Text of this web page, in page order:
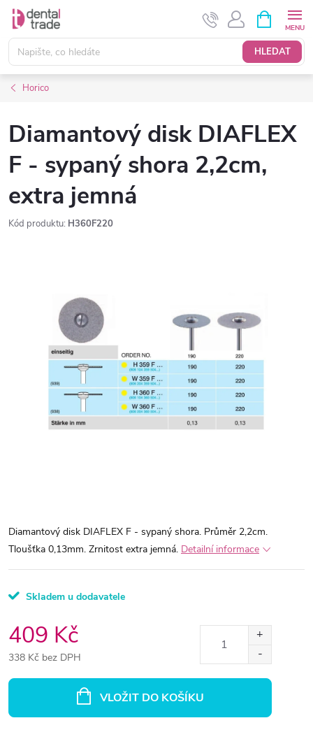
Přejít
obsah
HLEDAT
NÁKUPNÍ
KOŠÍK
Horico
Diamantový disk DIAFLEX
F - sypaný shora 2,2cm,
extra jemná
Kód produktu: H360F220
Diamantový disk DIAFLEX F - sypaný shora. Průměr 2,2cm.
Tloušťka 0,13mm. Zrnitost extra jemná. Detailní informace
Skladem u dodavatele
409 Kč
338 Kč bez DPH
VLOŽIT DO KOŠÍKU